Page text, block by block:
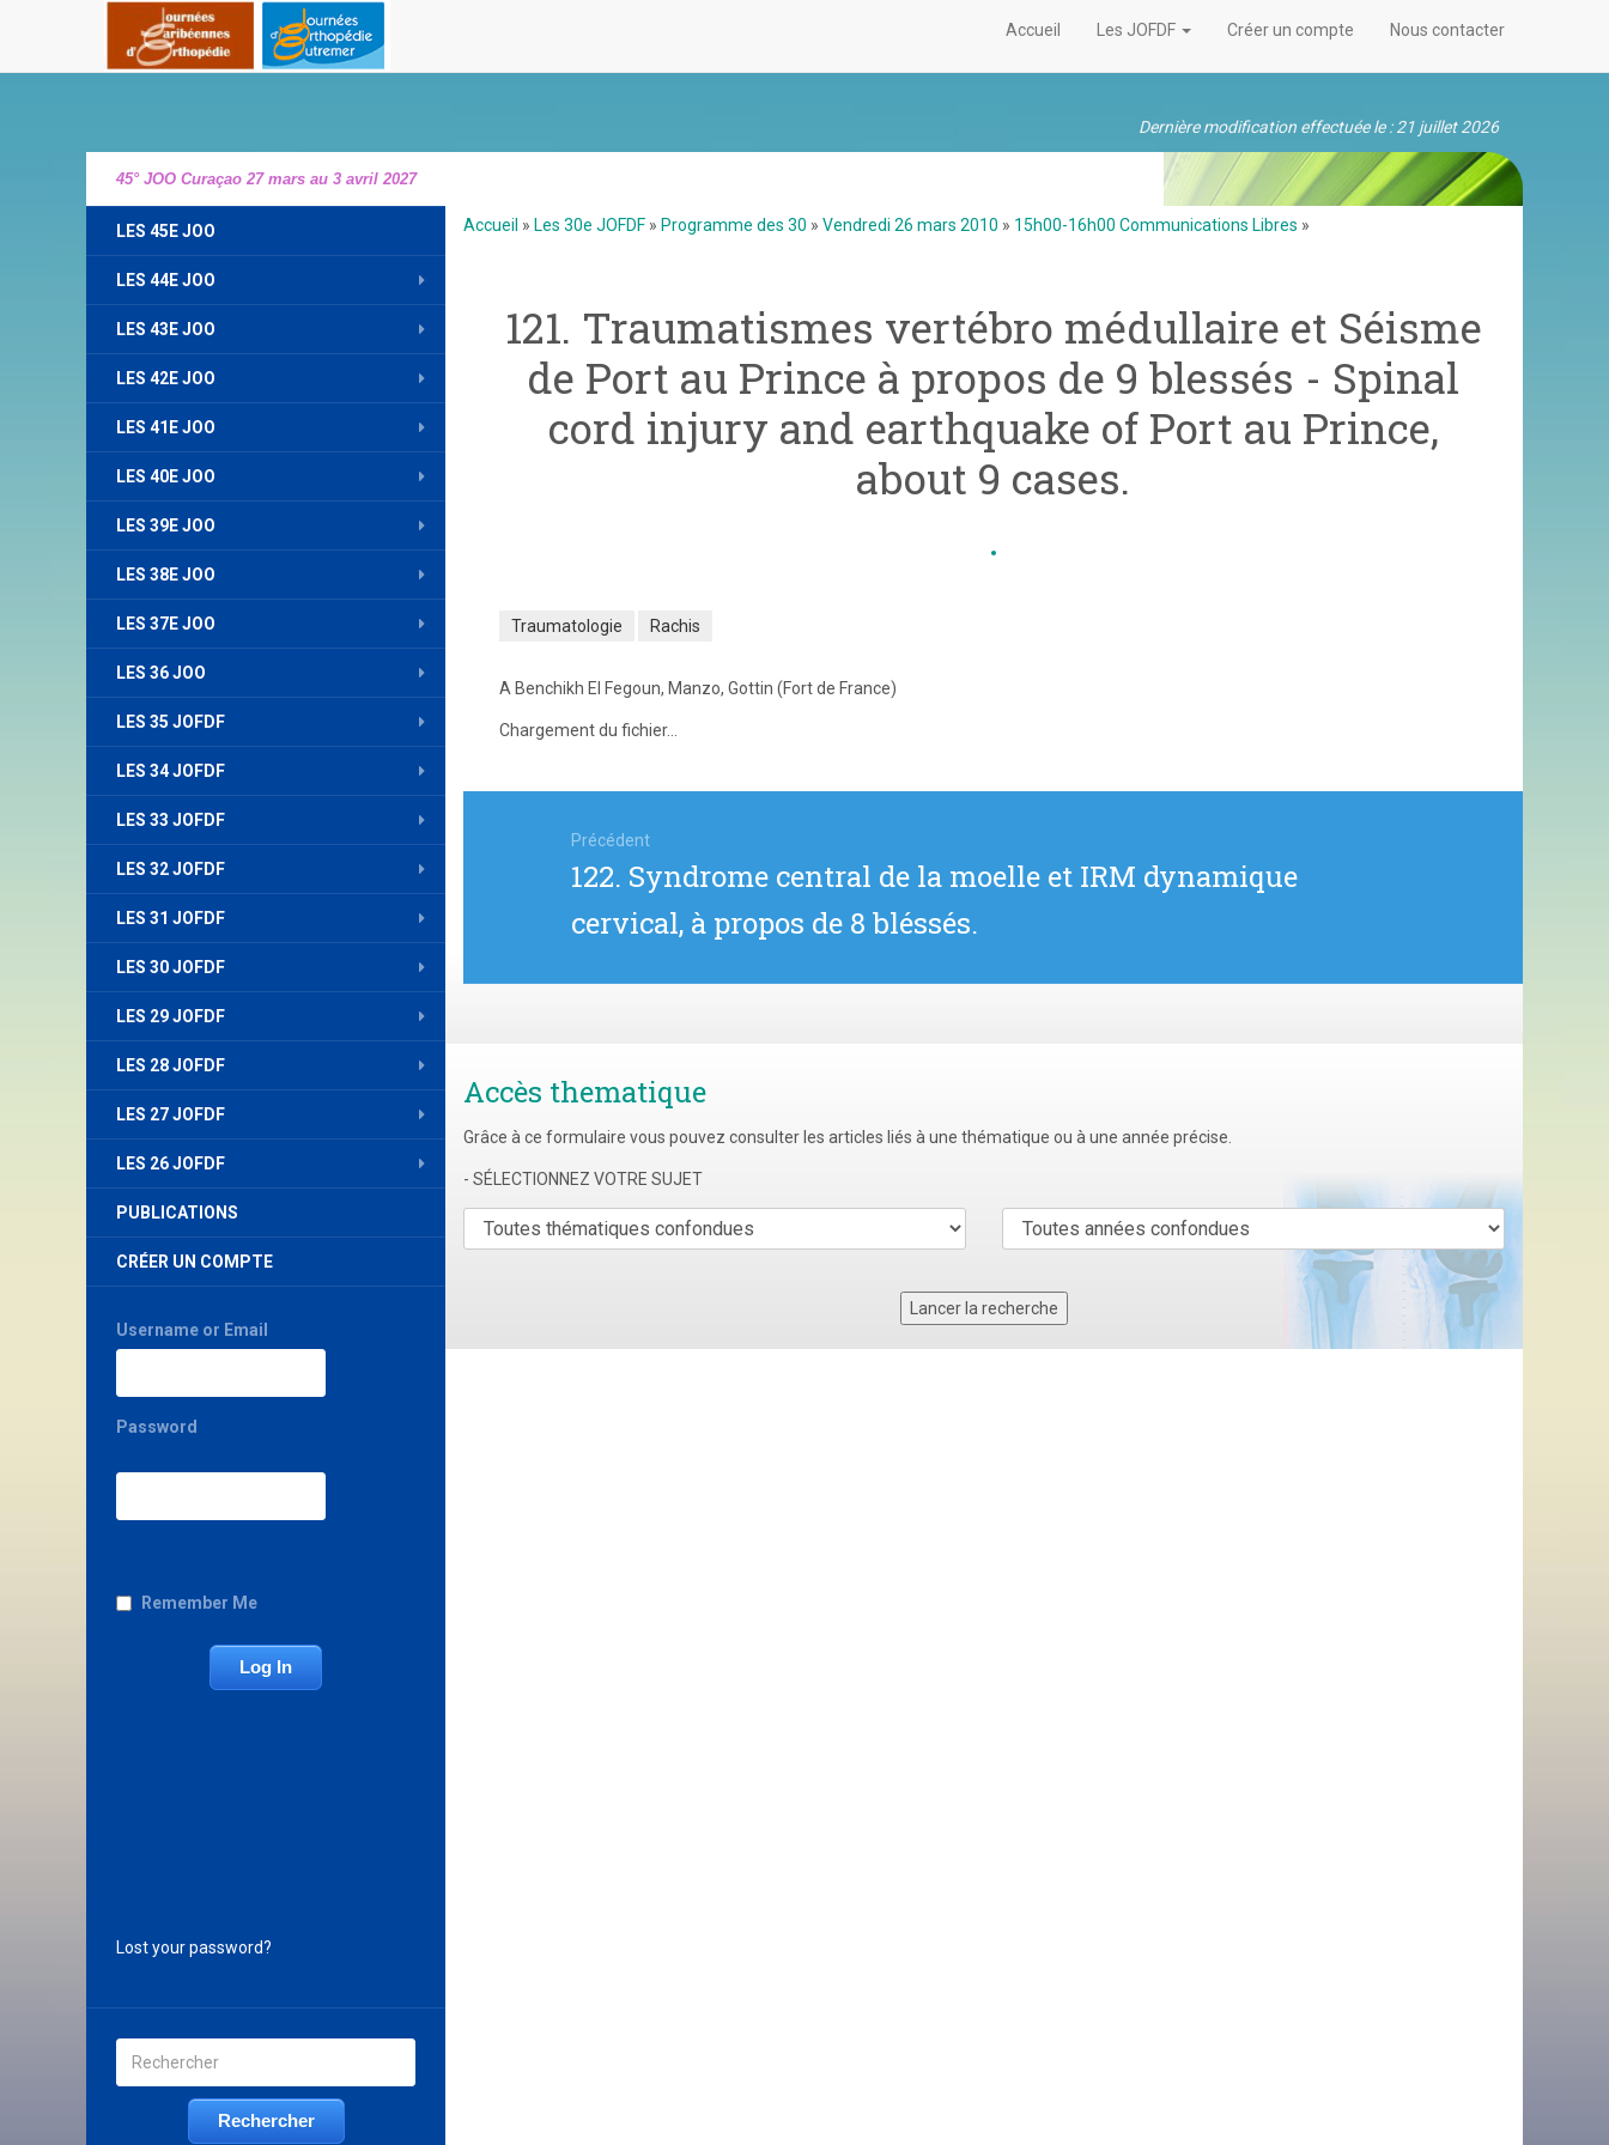
Dernière modification effectuée le : 21 juillet 2026
45° JOO Curaçao 27 mars au 3 avril 2027
Accueil Les JOFDF Créer un compte Nous contacter
LES 45E JOO
LES 44E JOO
LES 43E JOO
LES 42E JOO
LES 41E JOO
LES 40E JOO
LES 39E JOO
LES 38E JOO
LES 37E JOO
LES 36 JOO
LES 35 JOFDF
LES 34 JOFDF
LES 33 JOFDF
LES 32 JOFDF
LES 31 JOFDF
LES 30 JOFDF
LES 29 JOFDF
LES 28 JOFDF
LES 27 JOFDF
LES 26 JOFDF
PUBLICATIONS
CRÉER UN COMPTE
Username or Email
Password
Remember Me
Lost your password?
Accueil » Les 30e JOFDF » Programme des 30 » Vendredi 26 mars 2010 » 15h00-16h00 Communications Libres »
121. Traumatismes vertébro médullaire et Séisme
de Port au Prince à propos de 9 blessés - Spinal
cord injury and earthquake of Port au Prince,
about 9 cases.
Traumatologie Rachis
A Benchikh El Fegoun, Manzo, Gottin (Fort de France)
Chargement du fichier...
l’article
Précédent
Article
précédent
:
122. Syndrome central de la moelle et IRM dynamique
cervical, à propos de 8 bléssés.
Accès thematique
Grâce à ce formulaire vous pouvez consulter les articles liés à une thématique ou à une année précise.
- SÉLECTIONNEZ VOTRE SUJET